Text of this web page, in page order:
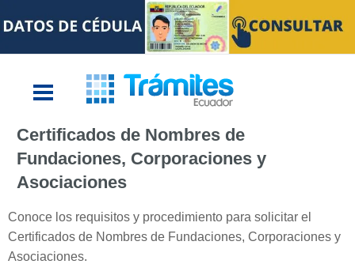
Certificados de Nombres de
Fundaciones, Corporaciones y
Asociaciones
Conoce los requisitos y procedimiento para solicitar el
Certificados de Nombres de Fundaciones, Corporaciones y
Asociaciones.